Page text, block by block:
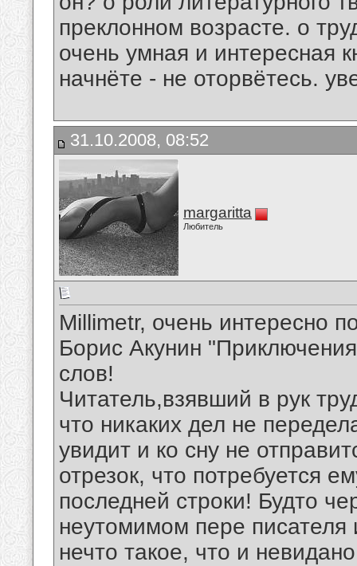
преклонном возрасте. о
очень умная и интересная
начнёте - не оторвётесь.
31.10.2008, 08:52
margaritta
Любитель
Millimetr, очень интересно
Борис Акунин
слов!
Читатель,взявший в рук
что никаких дел не
увидит и ко сну не
отрезок, что потребуется
последней строки! Будто
неутомимом пере писателя
нечто такое, что и